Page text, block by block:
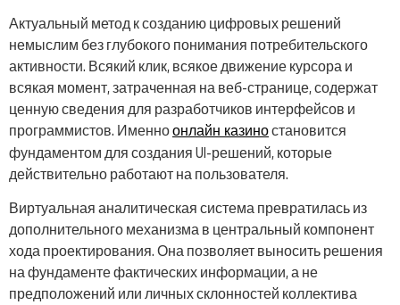
Актуальный метод к созданию цифровых решений
немыслим без глубокого понимания потребительского
активности. Всякий клик, всякое движение курсора и
всякая момент, затраченная на веб-странице, содержат
ценную сведения для разработчиков интерфейсов и
программистов. Именноонлайн казиностановится
фундаментом для создания UI-решений, которые
действительно работают на пользователя.
Виртуальная аналитическая система превратилась из
дополнительного механизма в центральный компонент
хода проектирования. Она позволяет выносить решения
на фундаменте фактических информации, а не
предположений или личных склонностей коллектива